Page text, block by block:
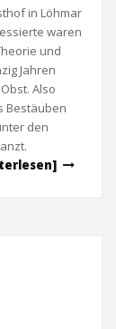
in Löhmar
waren
und
Jahren
Also
Bestäuben
den